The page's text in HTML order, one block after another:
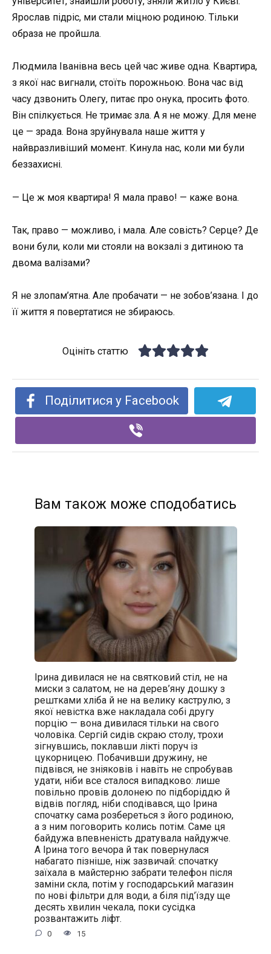
Ярослав підріс, ми стали міцною родиною. Тільки
образa не пройшла.
Людмила Іванівна весь цей час живе одна. Квартира,
з якої нас вигнали, стоїть порожньою. Вона час від
часу дзвонить Олегу, питає про онука, просить фото.
Він спілкується. Не тримає зла. А я не можу. Для мене
це — зрада. Вона зруйнувала наше життя у
найвразливіший момент. Кинула нас, коли ми були
беззахисні.
— Це ж моя квартира! Я мала право! — каже вона.
Так, право — можливо, і мала. Але совість? Серце? Де
вони були, коли ми стояли на вокзалі з дитиною та
двома валізами?
Я не злопам’ятна. Але пробачати — не зобов’язана. І до
її життя я повертатися не збираюсь.
Оцініть статтю
Поділитися у Facebook
Вам також може сподобатись
Ірина дивилася не на святковий стіл, не на
миски з салатом, не на дерев’яну дошку з
рештками хліба й не на велику каструлю, з
якої невістка вже накладала собі другу
порцію — вона дивилася тільки на свого
чоловіка. Сергій сидів скраю столу, трохи
зігнувшись, поклавши лікті поруч із
цукорницею. Побачивши дружину, не
підвівся, не зніяковів і навіть не спробував
удати, ніби все сталося випадково: лише
повільно провів долонею по підборіддю й
відвів погляд, ніби сподівався, що Ірина
спочатку сама розбереться з його родиною,
а з ним поговорить колись потім. Саме ця
байдужа впевненість дратувала найдужче.
А Ірина того вечора й так повернулася
набагато пізніше, ніж зазвичай: спочатку
заїхала в майстерню забрати телефон після
заміни скла, потім у господарський магазин
по нові фільтри для води, а біля під’їзду ще
десять хвилин чекала, поки сусідка
розвантажить ліфт.
0 15